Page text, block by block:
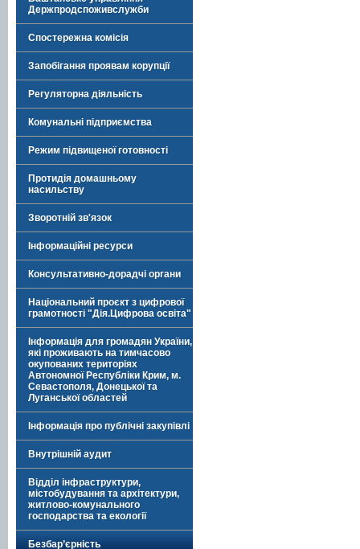
Держпродспоживслужби
Спостережна комісія
Запобігання проявам корупції
Регуляторна діяльність
Комунальні підприємства
Режим підвищеної готовності
Протидія домашньому
насильству
Зворотній зв'язок
Інформаційні ресурси
Консультативно-дорадчі органи
Національний проєкт з цифрової
грамотності "Дія.Цифрова освіта"
Інформація для громадян України,
які проживають на тимчасово
окупованих територіях
Автономної Республіки Крим, м.
Севастополя, Донецької та
Луганської областей
Інформація про публічні закупівлі
Внутрішній аудит
Відділ інфраструктури,
містобудування та архітектури,
житлово-комунального
господарства та екології
Безбар’єрність